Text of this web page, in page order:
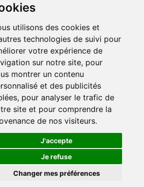
utilisons des cookies et
technologies de suivi pour
votre expérience de
sur notre site, pour
montrer un contenu
et des publicités
pour analyser le trafic de
site et pour comprendre la
de nos visiteurs.
J'accepte
Je refuse
Changer mes préférences
Forum
DE PAIEMENT ACCEPTÉS
- ByteLogic tous droits réservés
🍪